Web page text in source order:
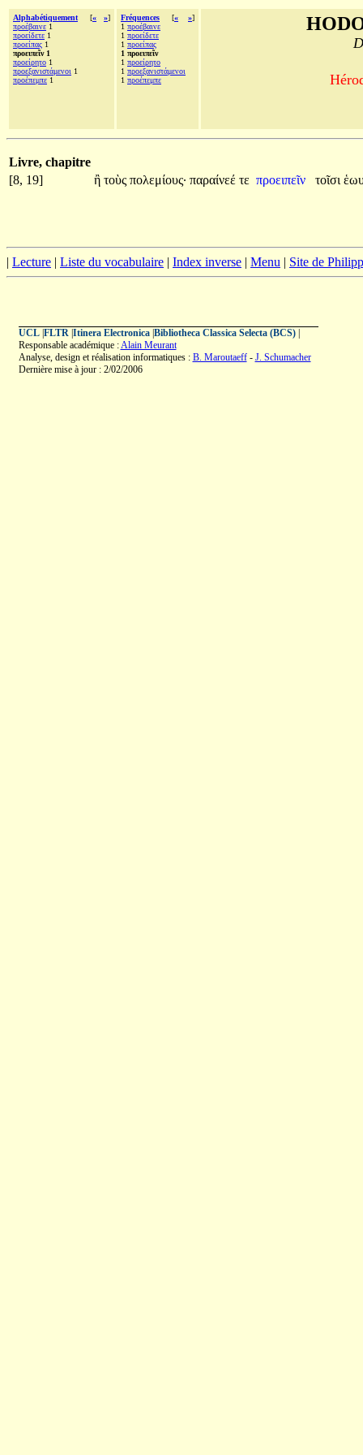
Alphabétiquement [« »]
προέβαινε 1
προείδετε 1
προείπας 1
προειπεῖν 1
προείρητο 1
προεξανιστάμενοι 1
προέπεμπε 1
Fréquences [« »]
1 προέβαινε
1 προείδετε
1 προείπας
1 προειπεῖν
1 προείρητο
1 προεξανιστάμενοι
1 προέπεμπε
Livre, chapitre
[8, 19]
ἢ τοὺς πολεμίους· παραίνεέ τε προειπεῖν τοῖσι
| Lecture | Liste du vocabulaire | Index inverse | Menu | Site de
UCL| FLTR| Itinera Electronica| Bibliotheca Classica Selecta (BCS)|
Responsable académique :Alain Meurant
Analyse, design et réalisation informatiques : B. Maroutaeff- J. Schumacher
Dernière mise à jour : 2/02/2006